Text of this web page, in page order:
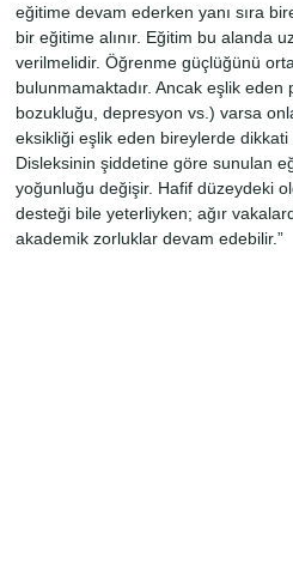
eğitime devam ederken yanı sıra
bir eğitime alınır. Eğitim bu alanda
verilmelidir. Öğrenme güçlüğünü
bulunmamaktadır. Ancak eşlik eden
bozukluğu, depresyon vs.) varsa
eksikliği eşlik eden bireylerde dikkati
Disleksinin şiddetine göre sunulan
yoğunluğu değişir. Hafif düzeydeki
desteği bile yeterliyken; ağır
akademik zorluklar devam edebilir.”